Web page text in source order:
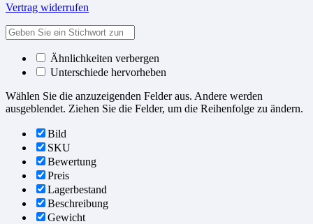
Vertrag widerrufen
Ähnlichkeiten verbergen
Unterschiede hervorheben
Wählen Sie die anzuzeigenden Felder aus. Andere werden
ausgeblendet. Ziehen Sie die Felder, um die Reihenfolge zu ändern.
Bild
SKU
Bewertung
Preis
Lagerbestand
Beschreibung
Gewicht